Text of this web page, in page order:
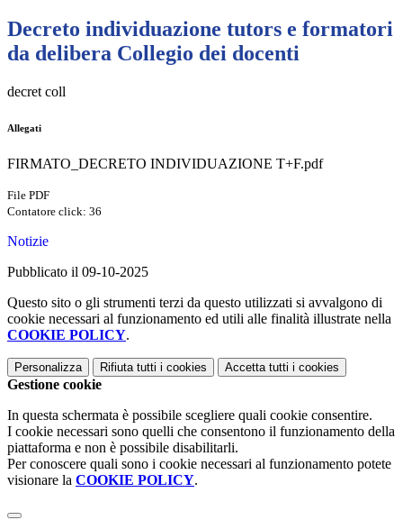
Decreto individuazione tutors e formatori
da delibera Collegio dei docenti
decret coll
Allegati
FIRMATO_DECRETO INDIVIDUAZIONE T+F.pdf
File PDF
Contatore click: 36
Notizie
Pubblicato il 09-10-2025
Questo sito o gli strumenti terzi da questo utilizzati si avvalgono di
cookie necessari al funzionamento ed utili alle finalità illustrate nella
COOKIE POLICY.
Personalizza Rifiuta tutti i cookies Accetta tutti i cookies
Gestione cookie
In questa schermata è possibile scegliere quali cookie consentire.
I cookie necessari sono quelli che consentono il funzionamento della
piattaforma e non è possibile disabilitarli.
Per conoscere quali sono i cookie necessari al funzionamento potete
visionare la COOKIE POLICY.